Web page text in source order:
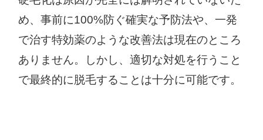
め、事前に100%防ぐ確実な予防法や、一発
で治す特効薬のような改善法は現在のところ
ありません。しかし、適切な対処を行うこと
で最終的に脱毛することは十分に可能です。